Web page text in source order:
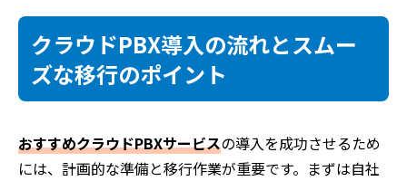
クラウドPBX導入の流れとスムー
ズな移行のポイント
おすすめクラウドPBXサービスの導入を成功させるため
には、計画的な準備と移行作業が重要です。まずは自社